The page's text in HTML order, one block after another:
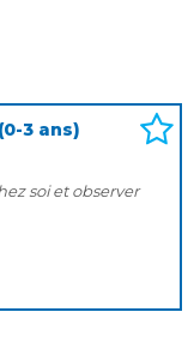
3 ans)
soi et observer